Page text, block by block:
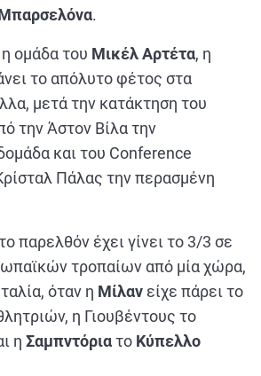
.
ομάδα του Μικέλ Αρτέτα, η
το απόλυτο φέτος στα
μετά την κατάκτηση του
την Άστον Βίλα την
και του Conference
Πάλας την περασμένη
παρελθόν έχει γίνει το 3/3 σε
τροπαίων από μία χώρα,
όταν η Μίλαν είχε πάρει το
η Γιουβέντους το
η Σαμπντόριατο Κύπελλο